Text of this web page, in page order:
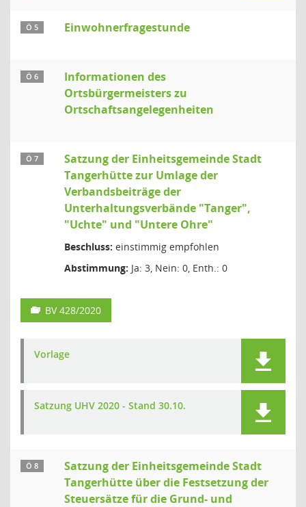
Ö 5 Einwohnerfragestunde
Ö 6
Informationen des
Ortsbürgermeisters zu
Ortschaftsangelegenheiten
Ö 7
Satzung der Einheitsgemeinde Stadt
Tangerhütte zur Umlage der
Verbandsbeiträge der
Unterhaltungsverbände "Tanger",
"Uchte" und "Untere Ohre"
Beschluss: einstimmig empfohlen
Abstimmung: Ja: 3, Nein: 0, Enth.: 0
BV 428/2020
Vorlage
Satzung UHV 2020 - Stand 30.10.
Ö 8
Satzung der Einheitsgemeinde Stadt
Tangerhütte über die Festsetzung der
Steuersätze für die Grund- und